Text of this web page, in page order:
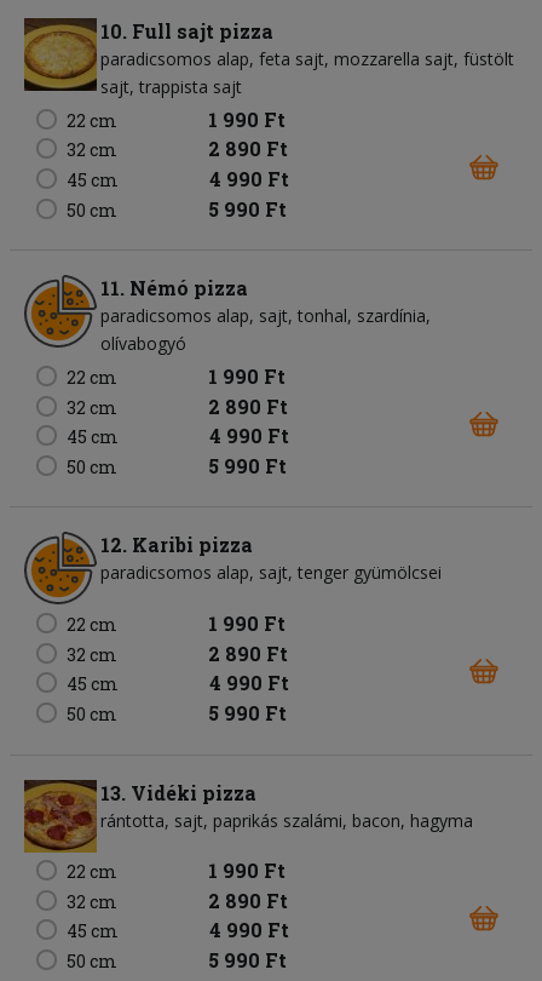
10. Full sajt pizza
paradicsomos alap feta sajt mozzarella sajt füstölt
sajt trappista sajt
22 cm
1 990 Ft
32 cm 2 890 Ft
45 cm 4 990 Ft
50 cm 5 990 Ft
11. Némó pizza
paradicsomos alap sajt tonhal szardínia
olívabogyó
22 cm
1 990 Ft
32 cm 2 890 Ft
45 cm 4 990 Ft
50 cm 5 990 Ft
12. Karibi pizza
paradicsomos alap sajt tenger gyümölcsei
22 cm 1 990 Ft
32 cm 2 890 Ft
45 cm 4 990 Ft
50 cm 5 990 Ft
13. Vidéki pizza
rántotta sajt paprikás szalámi bacon hagyma
22 cm 1 990 Ft
32 cm 2 890 Ft
45 cm 4 990 Ft
50 cm 5 990 Ft